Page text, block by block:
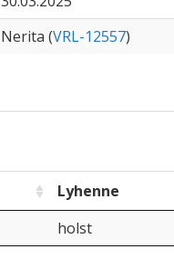
Nerita (VRL-12557)
Lyhenne
holst